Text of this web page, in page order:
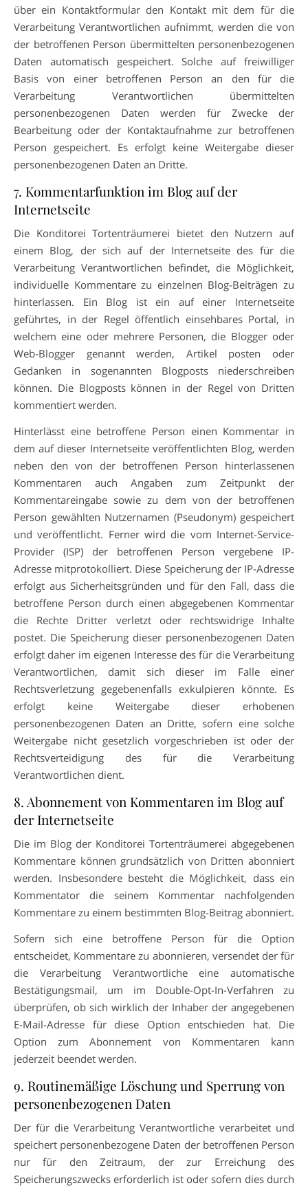
über ein Kontaktformular den Kontakt mit dem für die
Verarbeitung Verantwortlichen aufnimmt, werden die von
der betroffenen Person übermittelten personenbezogenen
Daten automatisch gespeichert. Solche auf freiwilliger
Basis von einer betroffenen Person an den für die
Verarbeitung Verantwortlichen übermittelten
personenbezogenen Daten werden für Zwecke der
Bearbeitung oder der Kontaktaufnahme zur betroffenen
Person gespeichert. Es erfolgt keine Weitergabe dieser
personenbezogenen Daten an Dritte.
7. Kommentarfunktion im Blog auf der
Internetseite
Die Konditorei Tortenträumerei bietet den Nutzern auf
einem Blog, der sich auf der Internetseite des für die
Verarbeitung Verantwortlichen befindet, die Möglichkeit,
individuelle Kommentare zu einzelnen Blog-Beiträgen zu
hinterlassen. Ein Blog ist ein auf einer Internetseite
geführtes, in der Regel öffentlich einsehbares Portal, in
welchem eine oder mehrere Personen, die Blogger oder
Web-Blogger genannt werden, Artikel posten oder
Gedanken in sogenannten Blogposts niederschreiben
können. Die Blogposts können in der Regel von Dritten
kommentiert werden.
Hinterlässt eine betroffene Person einen Kommentar in
dem auf dieser Internetseite veröffentlichten Blog, werden
neben den von der betroffenen Person hinterlassenen
Kommentaren auch Angaben zum Zeitpunkt der
Kommentareingabe sowie zu dem von der betroffenen
Person gewählten Nutzernamen (Pseudonym) gespeichert
und veröffentlicht. Ferner wird die vom Internet-Service-
Provider (ISP) der betroffenen Person vergebene IP-
Adresse mitprotokolliert. Diese Speicherung der IP-Adresse
erfolgt aus Sicherheitsgründen und für den Fall, dass die
betroffene Person durch einen abgegebenen Kommentar
die Rechte Dritter verletzt oder rechtswidrige Inhalte
postet. Die Speicherung dieser personenbezogenen Daten
erfolgt daher im eigenen Interesse des für die Verarbeitung
Verantwortlichen, damit sich dieser im Falle einer
Rechtsverletzung gegebenenfalls exkulpieren könnte. Es
erfolgt keine Weitergabe dieser erhobenen
personenbezogenen Daten an Dritte, sofern eine solche
Weitergabe nicht gesetzlich vorgeschrieben ist oder der
Rechtsverteidigung des für die Verarbeitung
Verantwortlichen dient.
8. Abonnement von Kommentaren im Blog auf
der Internetseite
Die im Blog der Konditorei Tortenträumerei abgegebenen
Kommentare können grundsätzlich von Dritten abonniert
werden. Insbesondere besteht die Möglichkeit, dass ein
Kommentator die seinem Kommentar nachfolgenden
Kommentare zu einem bestimmten Blog-Beitrag abonniert.
Sofern sich eine betroffene Person für die Option
entscheidet, Kommentare zu abonnieren, versendet der für
die Verarbeitung Verantwortliche eine automatische
Bestätigungsmail, um im Double-Opt-In-Verfahren zu
überprüfen, ob sich wirklich der Inhaber der angegebenen
E-Mail-Adresse für diese Option entschieden hat. Die
Option zum Abonnement von Kommentaren kann
jederzeit beendet werden.
9. Routinemäßige Löschung und Sperrung von
personenbezogenen Daten
Der für die Verarbeitung Verantwortliche verarbeitet und
speichert personenbezogene Daten der betroffenen Person
nur für den Zeitraum, der zur Erreichung des
Speicherungszwecks erforderlich ist oder sofern dies durch